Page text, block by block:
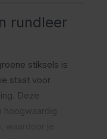
rundleer
stiksels is
staat voor
Deze
hoogwaardig